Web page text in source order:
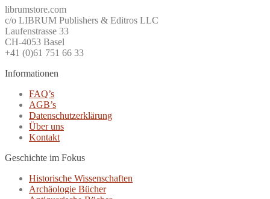
librumstore.com
c/o LIBRUM Publishers & Editros LLC
Laufenstrasse 33
CH-4053 Basel
+41 (0)61 751 66 33
Informationen
FAQ’s
AGB’s
Datenschutzerklärung
Über uns
Kontakt
Geschichte im Fokus
Historische Wissenschaften
Archäologie Bücher